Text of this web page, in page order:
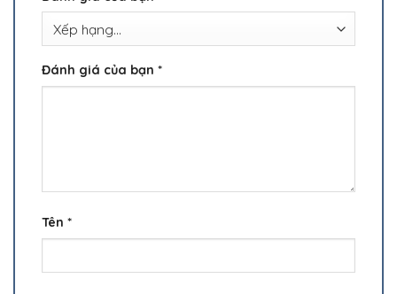
Đánh giá của bạn *
Tên *